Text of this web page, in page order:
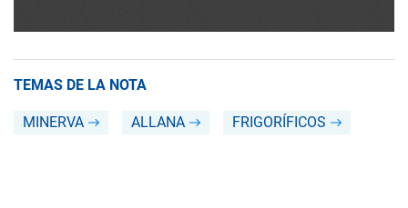
TEMAS DE LA NOTA
MINERVA ALLANA FRIGORÍFICOS